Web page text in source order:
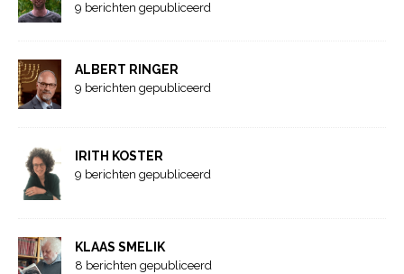
9 berichten gepubliceerd
ALBERT RINGER
9 berichten gepubliceerd
IRITH KOSTER
9 berichten gepubliceerd
KLAAS SMELIK
8 berichten gepubliceerd